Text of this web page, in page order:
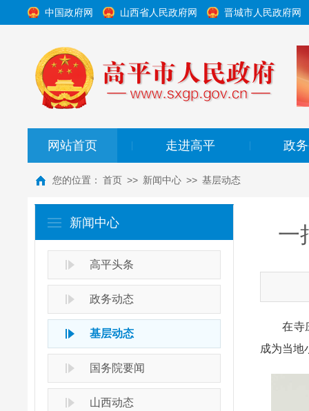
中国政府网 山西省人民政府网 晋城市人民政府网
网站首页 走进高平 政
您的位置： 首页 >> 新闻中心 >> 基层动态
新闻中心
高平头条
政务动态
基层动态
国务院要闻
山西动态
一
在寺庄
成为当地